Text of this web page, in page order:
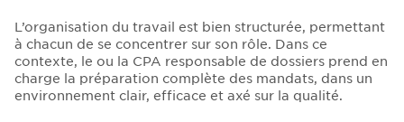
L’organisation du travail est bien structurée, permettant
à chacun de se concentrer sur son rôle. Dans ce
contexte, le ou la CPA responsable de dossiers prend en
charge la préparation complète des mandats, dans un
environnement clair, efficace et axé sur la qualité.